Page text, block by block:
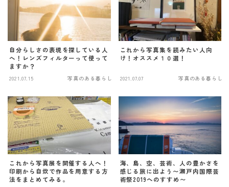
自分らしさの表現を探している人
へ！レンズフィルターって使って
ますか？
2021.07.15 写真のある暮らし
これから写真集を読みたい人向
け！オススメ１０選！
2021.07.07 写真のある暮らし
これから写真展を開催する人へ！
印刷から自炊で作品を用意する方
法をまとめてみる。
海、島、空、芸術、人の豊かさを
感じる旅に出よう〜瀬戸内国際芸
術祭2019へのすすめ〜